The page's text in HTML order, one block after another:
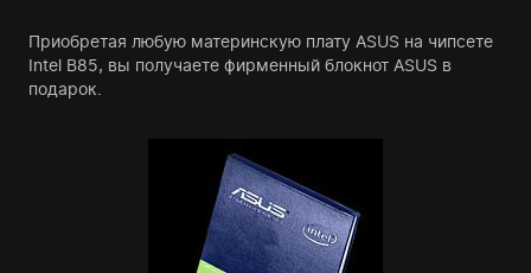
Приобретая любую материнскую плату ASUS на чипсете
Intel B85, вы получаете фирменный блокнот ASUS в
подарок.